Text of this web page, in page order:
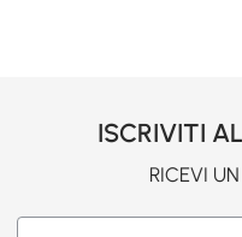
ISCRIVITI
RICEVI